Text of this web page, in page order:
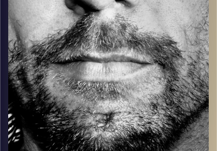
קרדיט תמונות: David Goehring